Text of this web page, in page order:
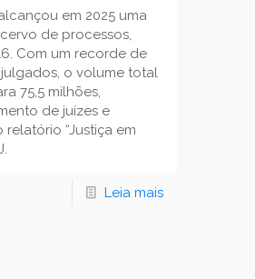
em 2025 uma
de processos,
Com um recorde de
o volume total
75,5 milhões,
de juízes e
“Justiça em
Leia mais